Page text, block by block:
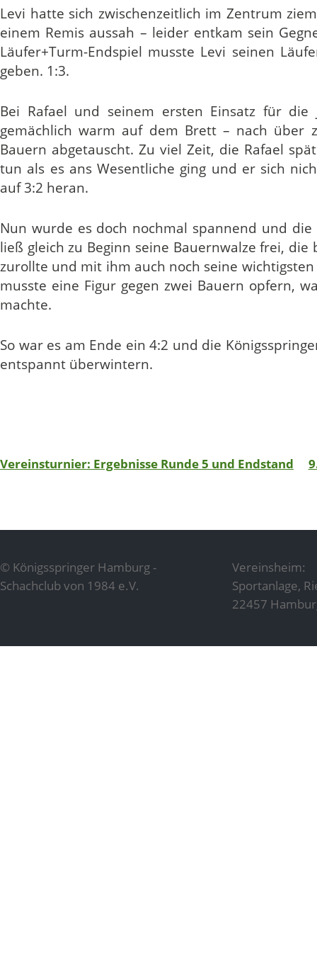
Levi hatte sich zwischenzeitlich im Zentrum
einem Remis aussah – leider entkam sein
Läufer+Turm-Endspiel musste Levi seinen
geben. 1:3.
Bei Rafael und seinem ersten Einsatz für die
gemächlich warm auf dem Brett – nach über
Bauern abgetauscht. Zu viel Zeit, die Rafael
tun als es ans Wesentliche ging und er sich
auf 3:2 heran.
Nun wurde es doch nochmal spannend und
ließ gleich zu Beginn seine Bauernwalze frei,
zurollte und mit ihm auch noch seine
musste eine Figur gegen zwei Bauern opfern,
machte.
So war es am Ende ein 4:2 und die
entspannt überwintern.
Beitragsnavigation
Vereinsturnier: Ergebnisse Runde 5 und Endstand
© Königsspringer Hamburg -
Schachclub von 1984 e.V.
Vereinsheim:
Sportanlage,
22457